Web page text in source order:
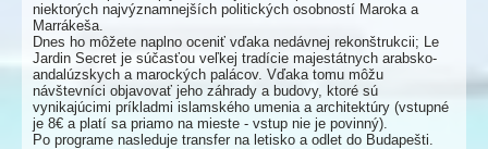
niektorých najvýznamnejších politických osobností Maroka a
Marrákeša.
Dnes ho môžete naplno oceniť vďaka nedávnej rekonštrukcii; Le
Jardin Secret je súčasťou veľkej tradície majestátnych arabsko-
andalúzskych a marockých palácov. Vďaka tomu môžu
návštevníci objavovať jeho záhrady a budovy, ktoré sú
vynikajúcimi príkladmi islamského umenia a architektúry (vstupné
je 8€ a platí sa priamo na mieste - vstup nie je povinný).
Po programe nasleduje transfer na letisko a odlet do Budapešti.